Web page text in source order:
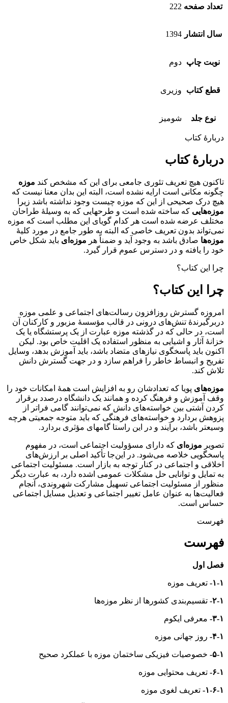
تعداد صفحه 222
سال انتشار 1394
نوبت چاپ دوم
قطع کتاب وزیری
نوع جلد شومیز
دربارهٔ کتاب
دربارهٔ کتاب
تاکنون هیچ تعریف تئوری جامعی برای این که مشخص کند موزه
چگونه مکانی است ارایه نشده است، البته این بدان معنا نیست که
هیچ درک صحیحی از این که موزه چیست وجود نداشته باشد زیرا
موزه‌هایی که ساخته شده است و طرحهایی که به وسیلهٔ طراحان
مختلف عرضه شده است هر کدام گویای این مطلب است که موزه
نمی‌تواند بدون تعریف خاصی که البته به طور جامع در مورد کلیهٔ
موزه‌ها صادق باشد به وجود آید و ضمناً هر موزه‌ای باید شکل خاص
خود را یافته و در دسترس عموم قرار گیرد.
چرا این کتاب؟
چرا این کتاب؟
امروزه گسترش روزافزون رسالت‌های اجتماعی و علمی موزه
دربرگیرندهٔ تنش‌های درونی در قالب مؤسسهٔ مزبور و کارکنان آن
است، در حالی که در گذشته موزه عبارت از یک پرستشگاه یا یک
خزانهٔ آثار و اشیایی به منظور استفاده یک اقلیت خاص بود. لیکن
اکنون باید پاسخگوی نیازهای متضاد باشد، باید آموزش بدهد، وسایل
تفریح و انبساط خاطر را فراهم سازد و در جهت گسترش دانش
تلاش کند.
موزه‌های پویا که تعدادشان رو به افزایش است همهٔ امکانات خود را
وقف آموزش و فرهنگ کرده و همانند یک دانشگاه درصدد برقرار
کردن آشتی بین خواسته‌های دانش که نمی‌توانند گامی فراتر از
پزوهش بردارد و خواسته‌های فرهنگی که باید متوجه جمعیتی هرچه
وسیعتر باشد، برآیند و در این راستا گامهای مؤثری بردارد.
تصویر موزه‌ای که دارای مسؤولیت اجتماعی است، در مفهوم
پاسخگویی خلاصه می‌شود. در این‌جا تأکید اصلی بر ارزش‌های
اخلاقی و اجتماعی در کنار توجه به بازار است. مسئولیت اجتماعی
به تمایل و توانایی حل مشکلات عمومی اشده دارد، به عبارت دیگر
منظور از مسئولیت اجتماعی تسهیل مشارکت شهروندی، آنجام
فعالیت‌ها به عنوان عامل تغییر اجتماعی و تعدیل مسایل اجتماعی
حساس است.
فهرست
فهرست
فصل اول
۱-۱- تعریف موزه
۲-۱- تقسیم‌بندی کشورها از نظر موزه‌ها
۳-۱- معرفی ایکوم
۴-۱- روز جهانی موزه
۵-۱- خصوصیات فیزیکی ساختمان موزه با عملکرد صحیح
۶-۱- تعریف محتوایی موزه
۱-۶-۱- تعریف لغوی موزه